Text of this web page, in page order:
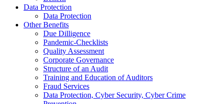
Data Protection
Data Protection
Other Benefits
Due Dilligence
Pandemic-Checklists
Quality Assessment
Corporate Governance
Structure of an Audit
Training and Education of Auditors
Fraud Services
Data Protection, Cyber Security, Cyber Crime